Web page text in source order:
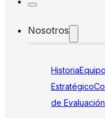
Nosotros
Historia
Estratégico
de